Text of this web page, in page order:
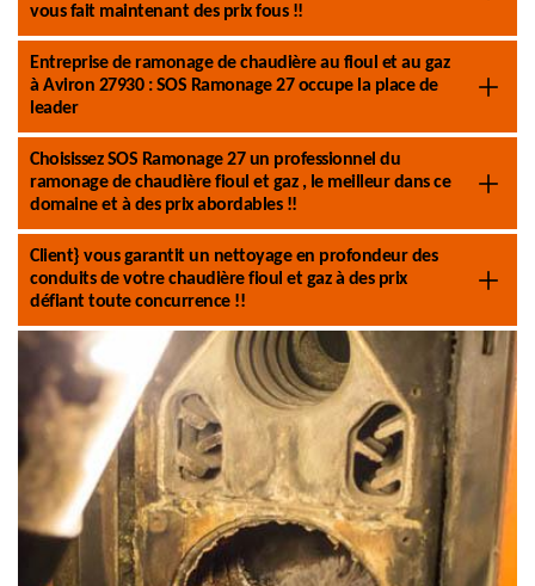
vous fait maintenant des prix fous !!
Entreprise de ramonage de chaudière au fioul et au gaz
à Aviron 27930 : SOS Ramonage 27 occupe la place de
leader
Choisissez SOS Ramonage 27 un professionnel du
ramonage de chaudière fioul et gaz , le meilleur dans ce
domaine et à des prix abordables !!
Client} vous garantit un nettoyage en profondeur des
conduits de votre chaudière fioul et gaz à des prix
défiant toute concurrence !!